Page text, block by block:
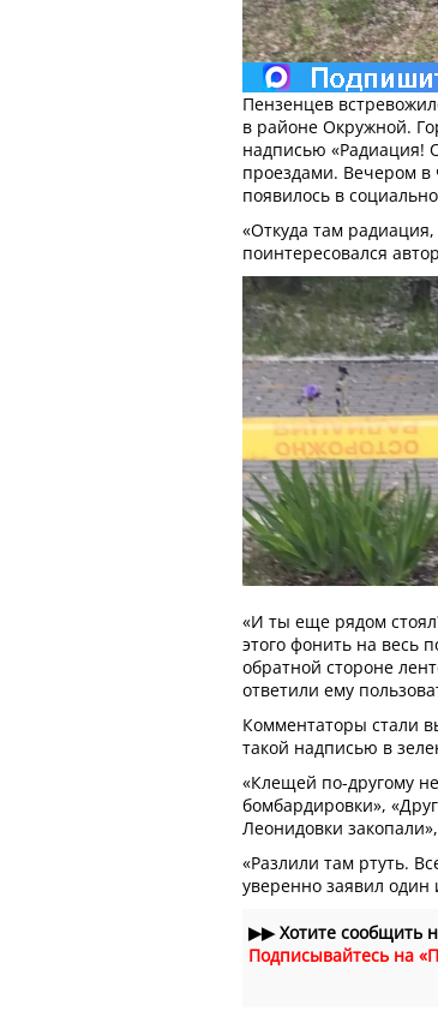
Пензенцев
в районе Окружной.
надписью «Радиация!
проездами. Вечером в
появилось в
«Откуда там
поинтересовался
«И ты еще рядом
этого фонить на весь
обратной стороне
ответили ему
Комментаторы стали
такой надписью в
«Клещей по-другому
бомбардировки»,
Леонидовки
«Разлили там ртуть.
уверенно заявил один
▶▶Хотите сообщить
Подписывайтесь на